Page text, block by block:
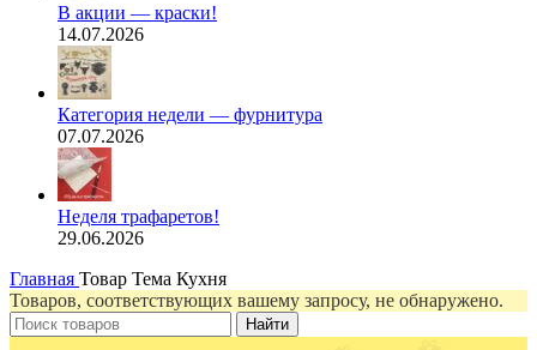
В акции — краски!
14.07.2026
Категория недели — фурнитура
07.07.2026
Неделя трафаретов!
29.06.2026
Главная Товар Тема Кухня
Товаров, соответствующих вашему запросу, не обнаружено.
Найти